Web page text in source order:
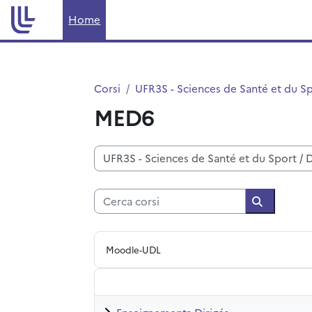
Vai al contenuto principale
Home
Corsi UFR3S - Sciences de Santé et du
MED6
Categorie di corso
Cerca corsi
Cerca corsi
Moodle-UDL